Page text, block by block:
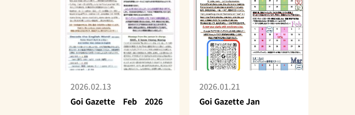
2026.02.13
Goi Gazette Feb 2026
2026.01.21
Goi Gazette Jan